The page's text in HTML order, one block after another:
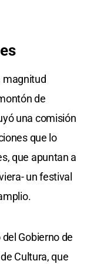
magnitud
de
una comisión
que lo
que apuntan a
un festival
Gobierno de
Cultura, que